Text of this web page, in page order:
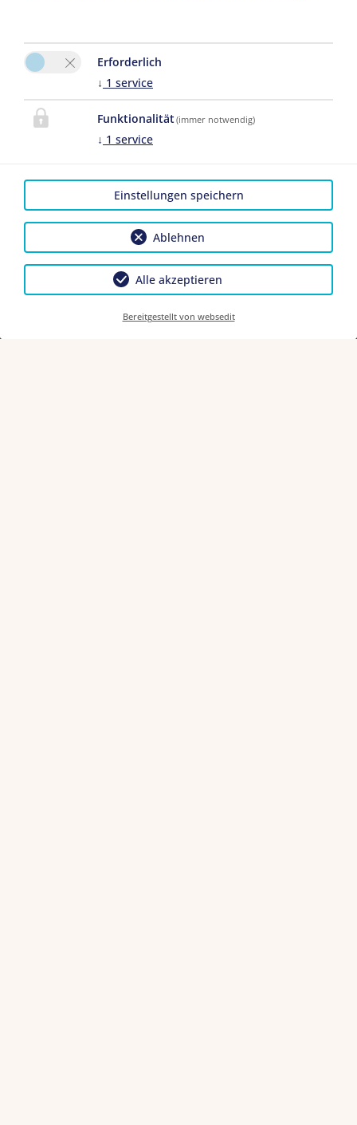
Erforderlich
↓ 1 service
Funktionalität(immer notwendig)
↓ 1 service
Ablehnen
Einstellungen speichern
Alle akzeptieren
Bereitgestellt von websedit